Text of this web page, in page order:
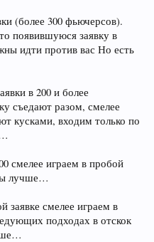
(более 300 фьючерсов).
появившуюся заявку в
идти против вас Но есть
в 200 и более
съедают разом, смелее
кусками, входим только по
смелее играем в пробой
лучше…
заявке смелее играем в
подходах в отскок